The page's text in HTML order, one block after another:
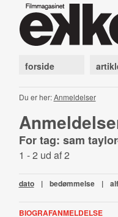
forside
Du er her:Anmeldelser
For tag: sam
1 - 2 ud af 2
dato | bedømmelse |
BIOGRAFANMELDELSE